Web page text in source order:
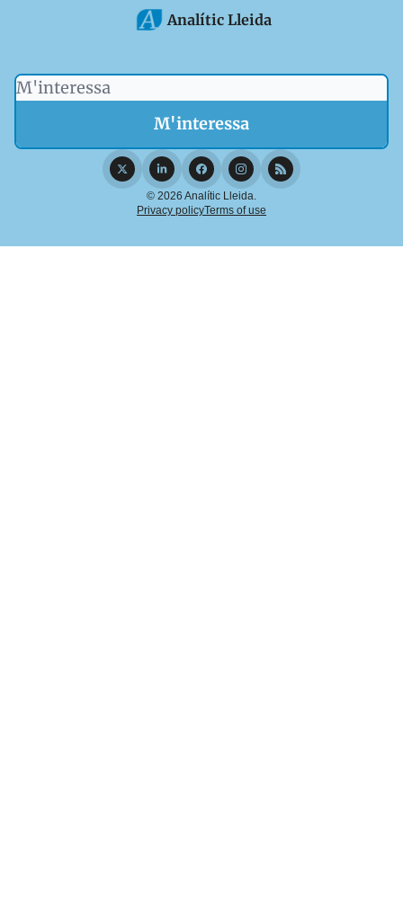
Analític Lleida
© 2026 Analític Lleida.
Privacy policyTerms of use